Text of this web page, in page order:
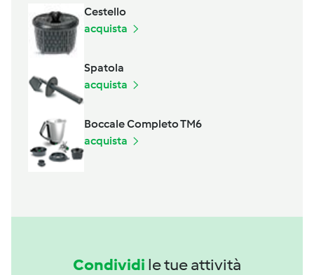
Cestello
acquista
Spatola
acquista
Boccale Completo TM6
acquista
Condividi le tue attività